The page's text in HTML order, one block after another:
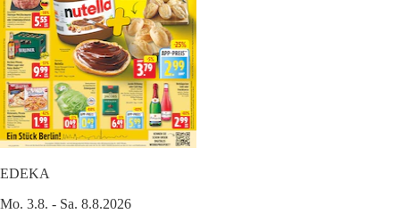
EDEKA
Mo. 3.8. - Sa. 8.8.2026